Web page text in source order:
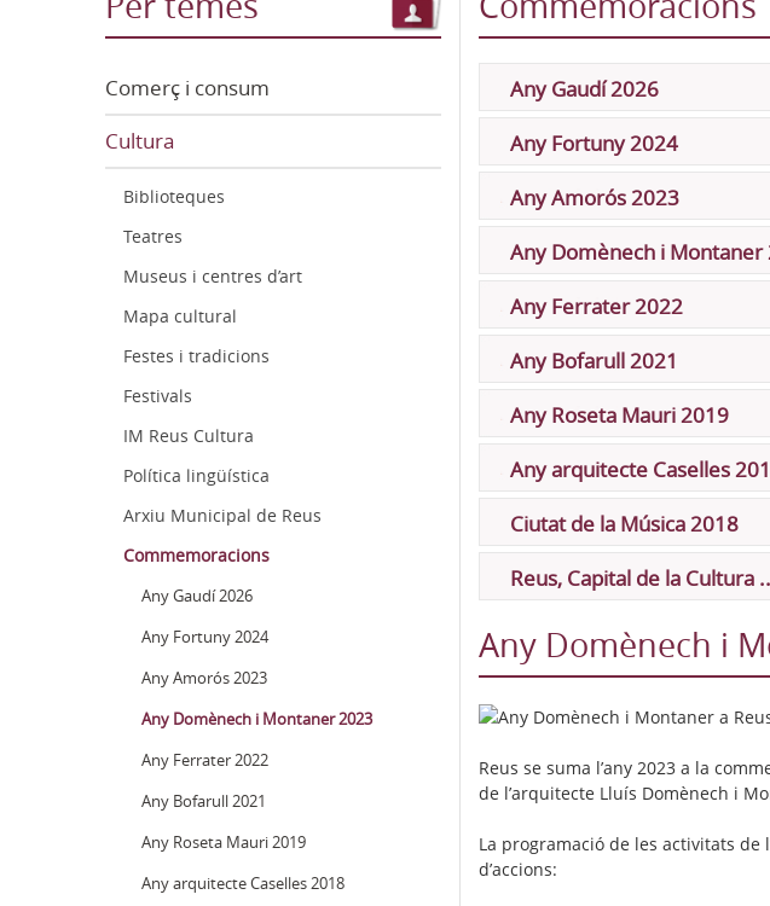
Comerç i consum
Cultura
Biblioteques
Teatres
Museus i centres d’art
Mapa cultural
Festes i tradicions
Festivals
IM Reus Cultura
Política lingüística
Arxiu Municipal de Reus
Commemoracions
Any Gaudí 2026
Any Fortuny 2024
Any Amorós 2023
Any Domènech i Montaner 2023
Any Ferrater 2022
Any Bofarull 2021
Any Roseta Mauri 2019
Any arquitecte Caselles 2018
Any Gaudí 2026
Any Fortuny 2024
Any Amorós 2023
Any Domènech i Montaner
Any Ferrater 2022
Any Bofarull 2021
Any Roseta Mauri 2019
Any arquitecte Caselles
Ciutat de la Música 2018
Reus, Capital de la Cultura
Any Domènech i
Reus se suma l’any 2023 a la
de l’arquitecte Lluís Domènech i
La programació de les activitats de
d’accions: